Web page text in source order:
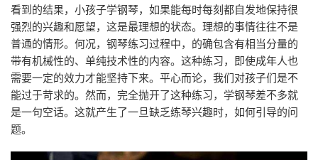
看到的结果，小孩子学钢琴，如果能每时每刻都自发地保持很
强烈的兴趣和愿望，这是最理想的状态。理想的事情往往不是
普通的情形。何况，钢琴练习过程中，的确包含有相当分量的
带有机械性的、单纯技术性的内容。这种练习，即使成年人也
需要一定的效力才能坚持下来。平心而论，我们对孩子们是不
能过于苛求的。然而，完全抛开了这种练习，学钢琴差不多就
是一句空话。这就产生了一旦缺乏练琴兴趣时，如何引导的问
题。